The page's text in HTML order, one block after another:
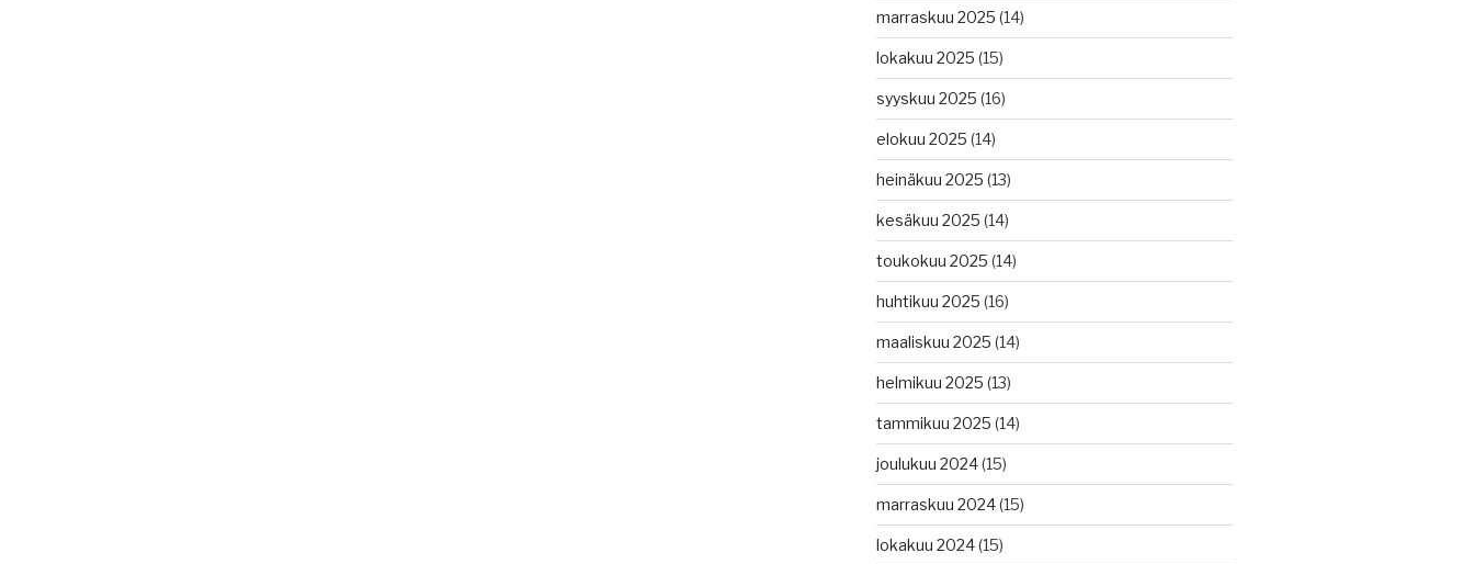
marraskuu 2025 (14)
lokakuu 2025 (15)
syyskuu 2025 (16)
elokuu 2025 (14)
heinäkuu 2025 (13)
kesäkuu 2025 (14)
toukokuu 2025 (14)
huhtikuu 2025 (16)
maaliskuu 2025 (14)
helmikuu 2025 (13)
tammikuu 2025 (14)
joulukuu 2024(15)
marraskuu 2024(15)
lokakuu 2024(15)